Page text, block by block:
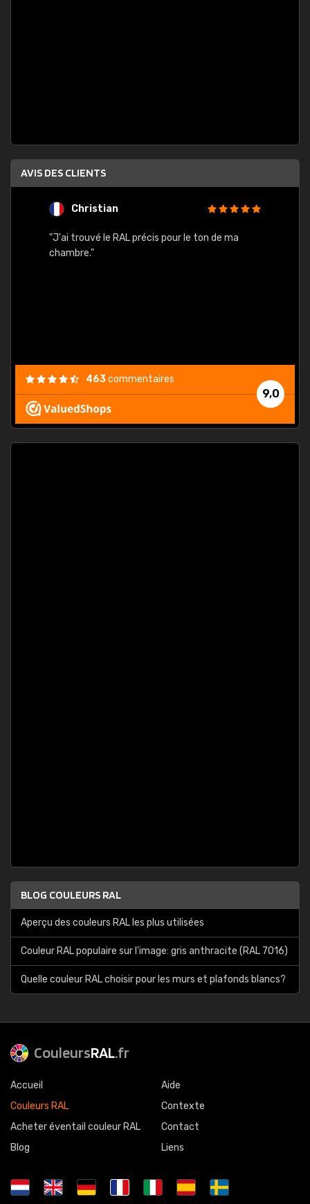
AVIS DES CLIENTS
Christian
"J'ai trouvé le RAL précis pour le ton de ma
chambre."
9,0
463commentaires
BLOG COULEURS RAL
Aperçu des couleurs RAL les plus utilisées
Couleur RAL populaire sur l'image: gris anthracite (RAL 7016)
Quelle couleur RAL choisir pour les murs et plafonds blancs?
CouleursRAL.fr
Accueil
Couleurs RAL
Acheter éventail couleur RAL
Blog
Aide
Contexte
Contact
Liens